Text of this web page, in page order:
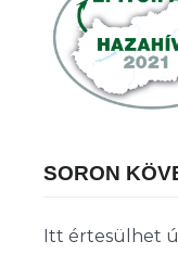
SORON
Itt értesülhet